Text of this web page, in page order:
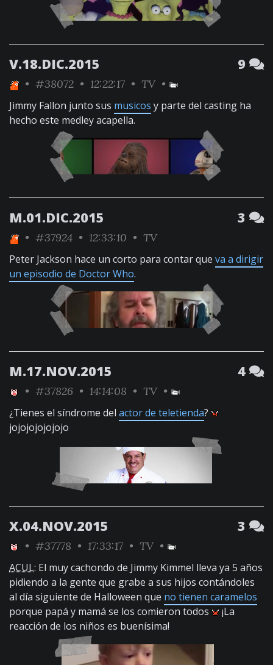
V.18.DIC.2015 9
• #38072 • 12:22:17 • TV•
Jimmy Fallon junto sus musicos y parte del casting ha
hecho este medley acapella.
M.01.DIC.2015 3
• #37924 • 12:33:10 • TV
Peter Jackson hace un corto para contar que va a dirigir
un episodio de Doctor Who.
M.17.NOV.2015 4
• #37826 • 14:14:08 • TV•
¿Tienes el síndrome del actor de teletienda?
jojojojojojojo
X.04.NOV.2015 3
• #37778 • 17:33:17 • TV•
ACUL: El muy cachondo de Jimmy Kimmel lleva ya 5 años
pidiendo a la gente que grabe a sus hijos contándoles
al día siguiente de Halloween que no tienen caramelos
porque papá y mamá se los comieron todos
¡La
reacción de los niños es buenísima!